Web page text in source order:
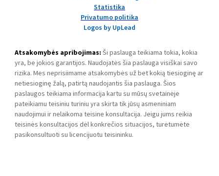
Statistika
Privatumo politika
Logos by UpLead
Atsakomybės apribojimas: Ši paslauga teikiama tokia, kokia
yra, be jokios garantijos. Naudojatės šia paslauga visiškai savo
rizika. Mes neprisiimame atsakomybės už bet kokią tiesioginę ar
netiesioginę žalą, patirtą naudojantis šia paslauga. Šios
paslaugos teikiama informacija kartu su mūsų svetainėje
pateikiamu teisiniu turiniu yra skirta tik jūsų asmeniniam
naudojimui ir nelaikoma teisine konsultacija. Jeigu jums reikia
teisinės konsultacijos dėl konkrečios situacijos, turėtumėte
pasikonsultuoti su licencijuotu teisininku.